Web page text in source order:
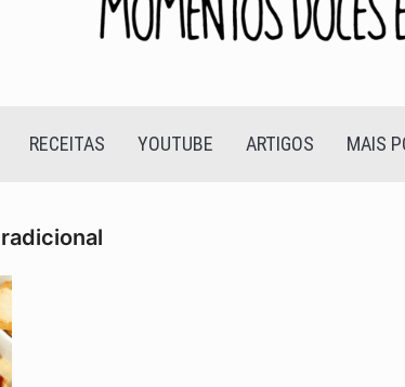
RECEITAS YOUTUBE ARTIGOS MAIS